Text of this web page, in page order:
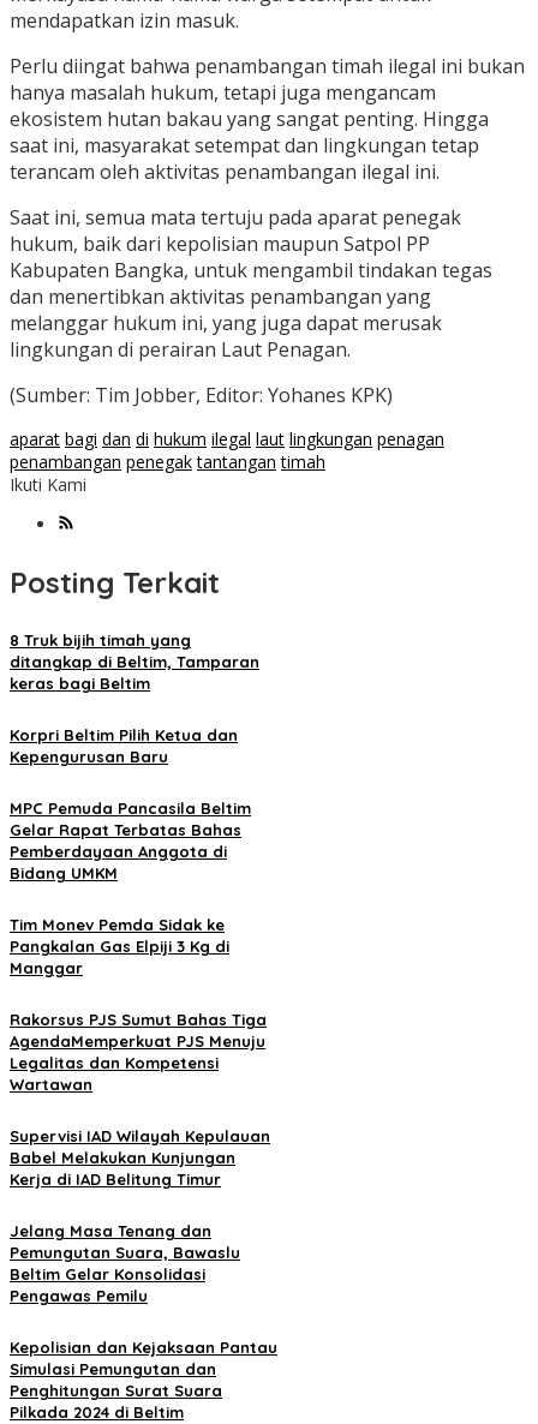
mendapatkan izin masuk.
Perlu diingat bahwa penambangan timah ilegal ini bukan
hanya masalah hukum, tetapi juga mengancam
ekosistem hutan bakau yang sangat penting. Hingga
saat ini, masyarakat setempat dan lingkungan tetap
terancam oleh aktivitas penambangan ilegal ini.
Saat ini, semua mata tertuju pada aparat penegak
hukum, baik dari kepolisian maupun Satpol PP
Kabupaten Bangka, untuk mengambil tindakan tegas
dan menertibkan aktivitas penambangan yang
melanggar hukum ini, yang juga dapat merusak
lingkungan di perairan Laut Penagan.
(Sumber: Tim Jobber, Editor: Yohanes KPK)
aparat bagi dan di hukum ilegal laut lingkungan penagan
penambangan penegak tantangan timah
Ikuti Kami
Posting Terkait
8 Truk bijih timah yang
ditangkap di Beltim, Tamparan
keras bagi Beltim
Korpri Beltim Pilih Ketua dan
Kepengurusan Baru
MPC Pemuda Pancasila Beltim
Gelar Rapat Terbatas Bahas
Pemberdayaan Anggota di
Bidang UMKM
Tim Monev Pemda Sidak ke
Pangkalan Gas Elpiji 3 Kg di
Manggar
Rakorsus PJS Sumut Bahas Tiga
AgendaMemperkuat PJS Menuju
Legalitas dan Kompetensi
Wartawan
Supervisi IAD Wilayah Kepulauan
Babel Melakukan Kunjungan
Kerja di IAD Belitung Timur
Jelang Masa Tenang dan
Pemungutan Suara, Bawaslu
Beltim Gelar Konsolidasi
Pengawas Pemilu
Kepolisian dan Kejaksaan Pantau
Simulasi Pemungutan dan
Penghitungan Surat Suara
Pilkada 2024 di Beltim